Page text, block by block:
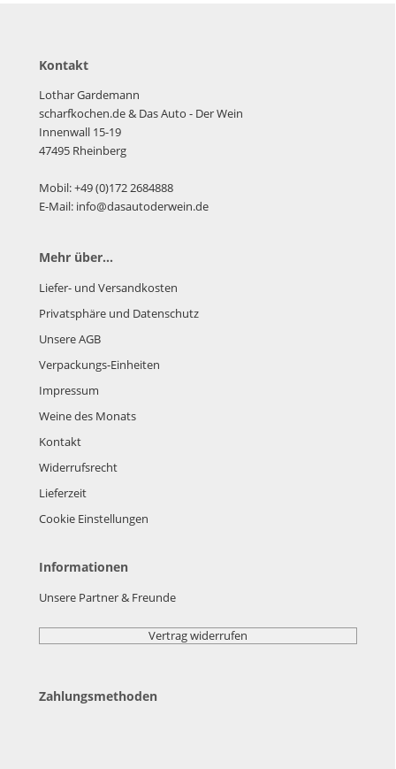
Kontakt
Lothar Gardemann
scharfkochen.de& Das Auto - Der Wein
Innenwall 15-19
47495 Rheinberg
Mobil: +49 (0)172 2684888
E-Mail: info@dasautoderwein.de
Mehr über...
Liefer- und Versandkosten
Privatsphäre und Datenschutz
Unsere AGB
Verpackungs-Einheiten
Impressum
Weine des Monats
Kontakt
Widerrufsrecht
Lieferzeit
Cookie Einstellungen
Informationen
Unsere Partner & Freunde
Vertrag widerrufen
Zahlungsmethoden